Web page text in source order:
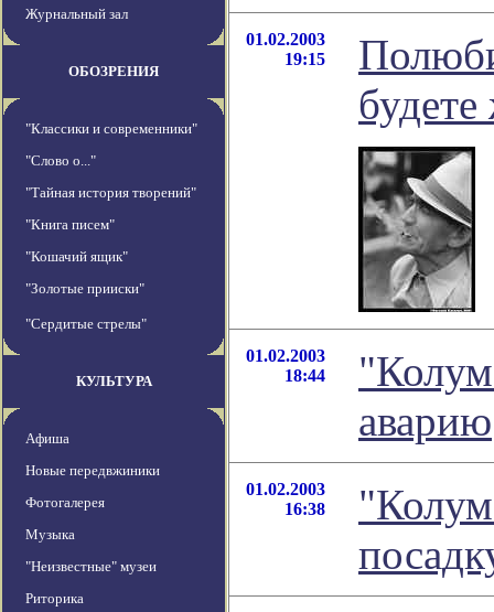
Журнальный зал
ОБОЗРЕНИЯ
"Классики и современники"
"Слово о..."
"Тайная история творений"
"Книга писем"
"Кошачий ящик"
"Золотые прииски"
"Сердитые стрелы"
КУЛЬТУРА
Афиша
Новые передвжиники
Фотогалерея
Музыка
"Неизвестные" музеи
Риторика
01.02.2003
19:15
01.02.2003
18:44
аварию
01.02.2003
16:38